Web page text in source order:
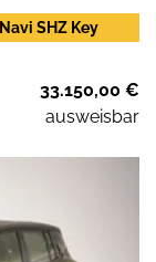
SHZ Key
33.150,00 €
ausweisbar